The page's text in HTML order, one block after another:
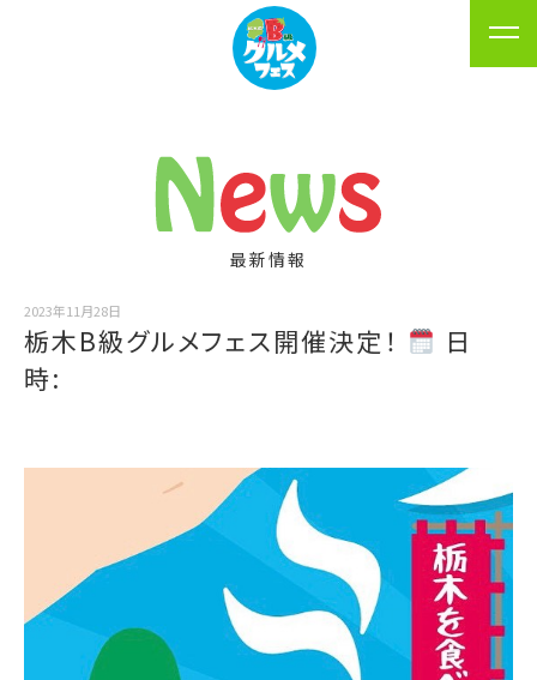
最新情報
2023年11月28日
栃木B級グルメフェス開催決定！
日
時: